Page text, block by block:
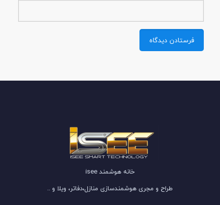
خانه هوشمند isee
طراح و مجری هوشمندسازی منازل،دفاتر، ویلا و ..